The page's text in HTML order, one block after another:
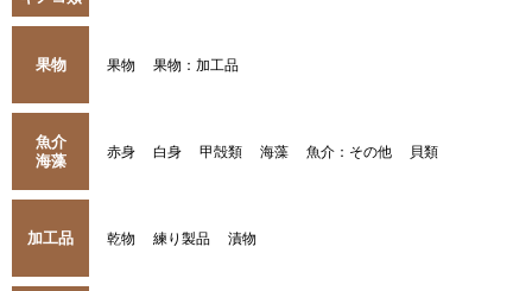
果物 果物 果物：加工品
魚介
海藻
赤身 白身 甲殻類 海藻 魚介：その他 貝類
加工品 乾物 練り製品 漬物